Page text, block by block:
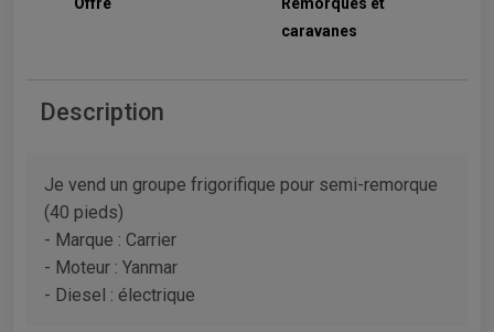
caravanes
Description
Je vend un groupe frigorifique pour semi-remorque
(40 pieds)
- Marque : Carrier
- Moteur : Yanmar
- Diesel : électrique